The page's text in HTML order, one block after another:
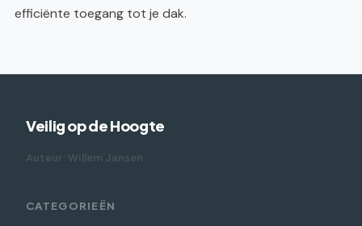
efficiënte toegang tot je dak.
Veilig op de Hoogte
Auteur: Willem Jansen
CATEGORIEËN